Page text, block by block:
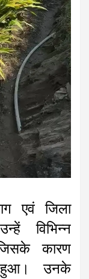
एवं जिला
विभिन्न
कारण
हुआ। उनके